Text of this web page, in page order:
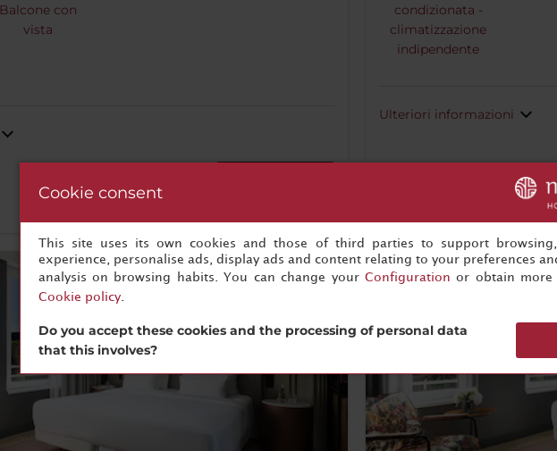
Balcone con
vista
condizionata -
climatizzazione
indipendente
Ulteriori informazioni
Cookie consent
This site uses its own cookies and those of third parties to support
experience, personalise ads, display ads and content relating to your preferences
analysis on browsing habits. You can change your Configuration or obtain
Cookie policy.
Do you accept these cookies and the processing of personal data
that this involves?